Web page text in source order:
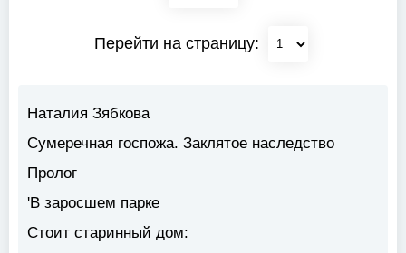
Перейти на страницу:
Наталия Зябкова
Сумеречная госпожа. Заклятое наследство
Пролог
'В заросшем парке
Стоит старинный дом: